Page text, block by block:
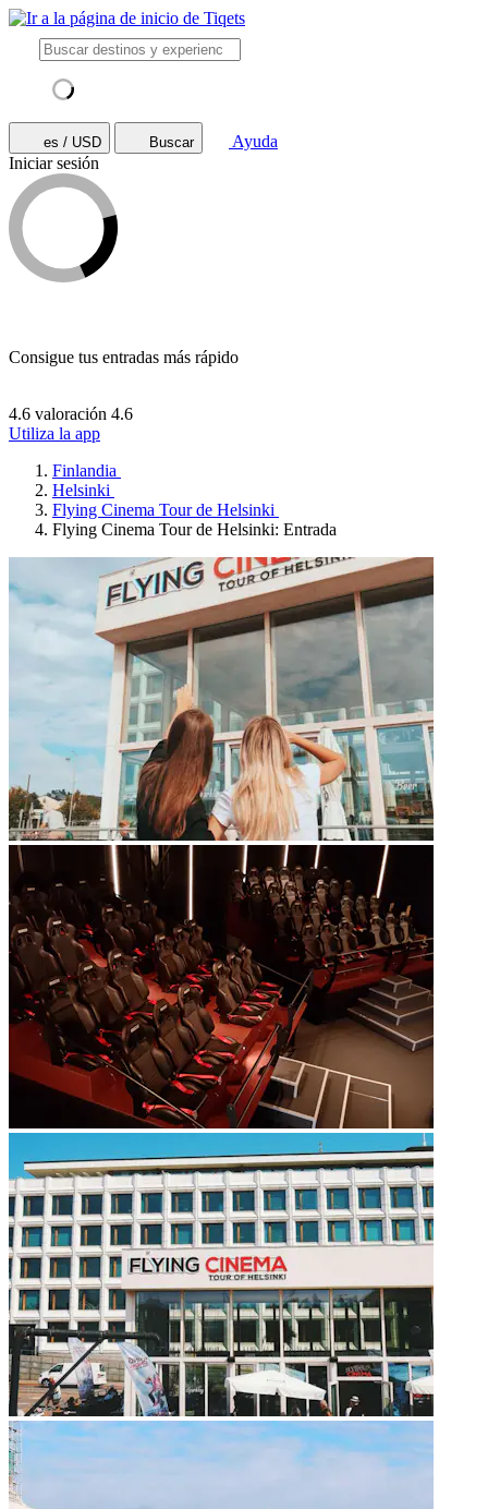
es / USD Buscar
Ayuda
Iniciar sesión
Consigue tus entradas más rápido
4.6 valoración 4.6
Utiliza la app
Finlandia
Helsinki
Flying Cinema Tour de Helsinki
Flying Cinema Tour de Helsinki: Entrada